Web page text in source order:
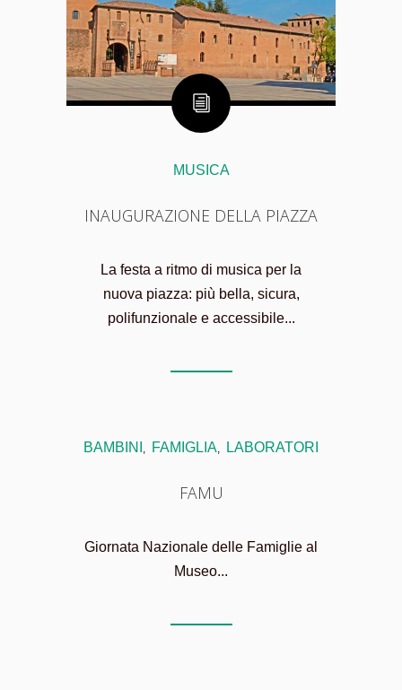
MUSICA
INAUGURAZIONE DELLA PIAZZA
La festa a ritmo di musica per la
nuova piazza: più bella, sicura,
polifunzionale e accessibile...
BAMBINI , FAMIGLIA, LABORATORI
FAMU
Giornata Nazionale delle Famiglie al
Museo...